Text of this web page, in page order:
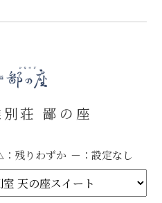
荘 鄙の座
：残りわずか － ：設定なし